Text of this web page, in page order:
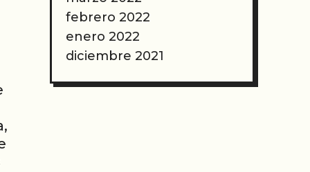
febrero 2022
enero 2022
diciembre 2021